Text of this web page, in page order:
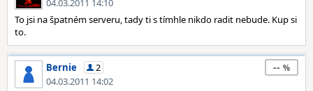
04.03.2011 14:10
To jsi na špatném serveru, tady ti s tímhle nikdo radit nebude. Kup si
to.
Bernie
2
04.03.2011 14:02
--